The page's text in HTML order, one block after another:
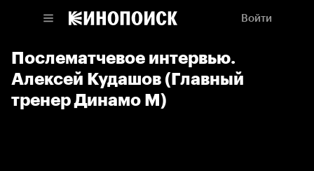
Войти
Послематчевое интервью.
Алексей Кудашов (Главный
тренер Динамо М)